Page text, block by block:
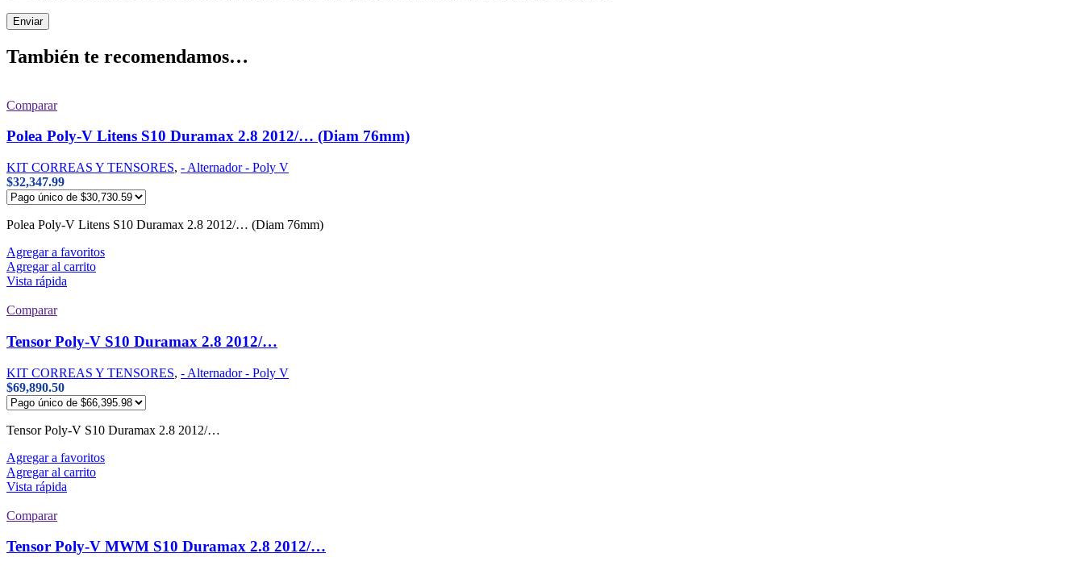
También te recomendamos…
Comparar
Polea Poly-V Litens S10 Duramax 2.8 2012/… (Diam 76mm)
KIT CORREAS Y TENSORES, - Alternador - Poly V
$32,347.99
Polea Poly-V Litens S10 Duramax 2.8 2012/… (Diam 76mm)
Agregar a favoritos
Agregar al carrito
Vista rápida
Comparar
Tensor Poly-V S10 Duramax 2.8 2012/…
KIT CORREAS Y TENSORES, - Alternador - Poly V
$69,890.50
Tensor Poly-V S10 Duramax 2.8 2012/…
Agregar a favoritos
Agregar al carrito
Vista rápida
Comparar
Tensor Poly-V MWM S10 Duramax 2.8 2012/…